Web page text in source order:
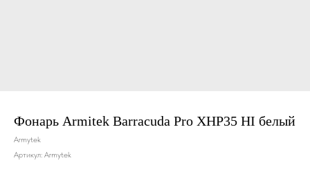
Фонарь Armitek Barracuda Pro XHP35 HI белый
Armytek
Артикул: Armytek